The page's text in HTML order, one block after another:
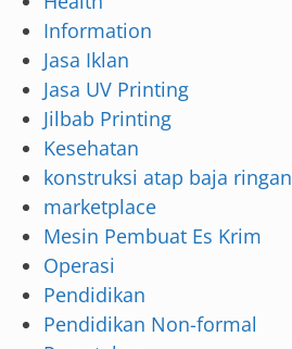
Information
Jasa Iklan
Jasa UV Printing
Jilbab Printing
Kesehatan
konstruksi atap baja ringan
marketplace
Mesin Pembuat Es Krim
Operasi
Pendidikan
Pendidikan Non-formal